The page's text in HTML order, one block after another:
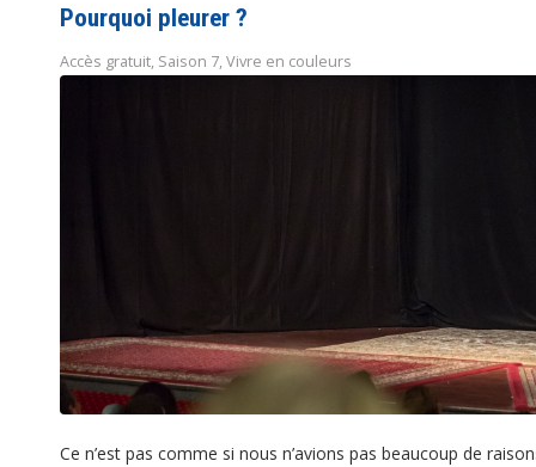
Pourquoi pleurer ?
Accès gratuit, Saison 7, Vivre en couleurs
Ce n’est pas comme si nous n’avions pas beaucoup de